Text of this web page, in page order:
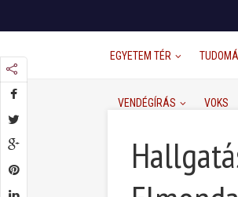
EGYETEM TÉR
VENDÉGÍRÁS VOKS